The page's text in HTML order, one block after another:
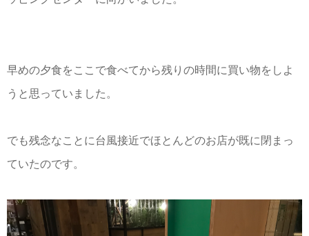
早めの夕食をここで食べてから残りの時間に買い物をしよ
うと思っていました。
でも残念なことに台風接近でほとんどのお店が既に閉まっ
ていたのです。